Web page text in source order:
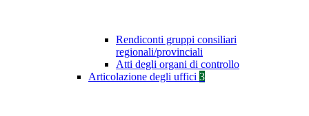
Rendiconti gruppi consiliari
regionali/provinciali
Atti degli organi di controllo
Articolazione degli uffici 3